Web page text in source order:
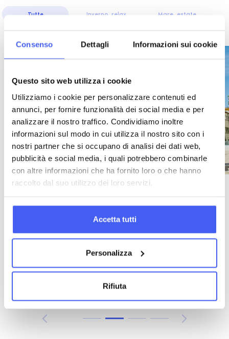
Consenso Dettagli Informazioni sui cookie
Questo sito web utilizza i cookie
Utilizziamo i cookie per personalizzare contenuti ed
annunci, per fornire funzionalità dei social media e per
analizzare il nostro traffico. Condividiamo inoltre
informazioni sul modo in cui utilizza il nostro sito con i
nostri partner che si occupano di analisi dei dati web,
pubblicità e social media, i quali potrebbero combinarle
con altre informazioni che ha fornito loro o che hanno
raccolto dal suo utilizzo dei loro servizi.
Accetta tutti
Personalizza
Rifiuta
Tutte Inverno, relax Mare, estate
Cesenatico
Summer volley camp con hotel a Cesenatico vicino alla spiaggia
Più dettagli